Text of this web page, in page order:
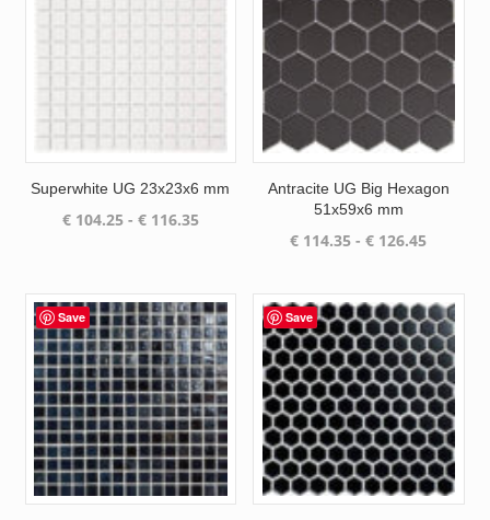
Superwhite UG 23x23x6 mm
€104.25 - €116.35Prijsklasse:
€ 116.35
Antracite UG Big Hexagon
51x59x6 mm
€ 114.35 - € 126.45
€ 126.45
Save Save